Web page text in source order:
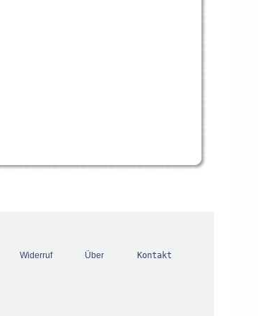
Widerruf Über Kontakt